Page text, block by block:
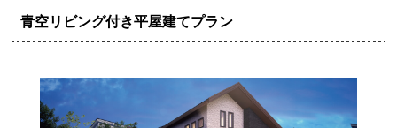
青空リビング付き平屋建てプラン